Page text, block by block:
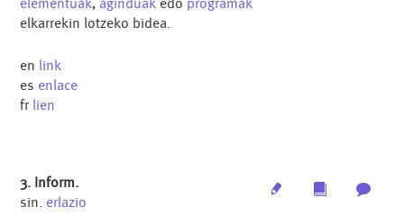
elkarrekin lotzeko bidea.
en link
es enlace
fr lien
Multimedia
3. Inform.
sin. erlazio